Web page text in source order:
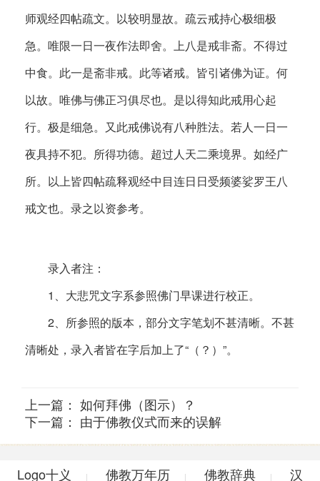
师观经四帖疏文。以较明显故。疏云戒持心极细极
急。唯限一日一夜作法即舍。上八是戒非斋。不得过
中食。此一是斋非戒。此等诸戒。皆引诸佛为证。何
以故。唯佛与佛正习俱尽也。是以得知此戒用心起
行。极是细急。又此戒佛说有八种胜法。若人一日一
夜具持不犯。所得功德。超过人天二乘境界。如经广
所。以上皆四帖疏释观经中目连日日受频婆娑罗王八
戒文也。录之以资参考。
录入者注：
1、大悲咒文字系参照佛门早课进行校正。
2、所参照的版本，部分文字笔划不甚清晰。不甚
清晰处，录入者皆在字后加上了“（？）”。
上一篇： 如何拜佛（图示）？
下一篇： 由于佛教仪式而来的误解
Logo十义 | 佛教万年历 | 佛教辞典 | 汉